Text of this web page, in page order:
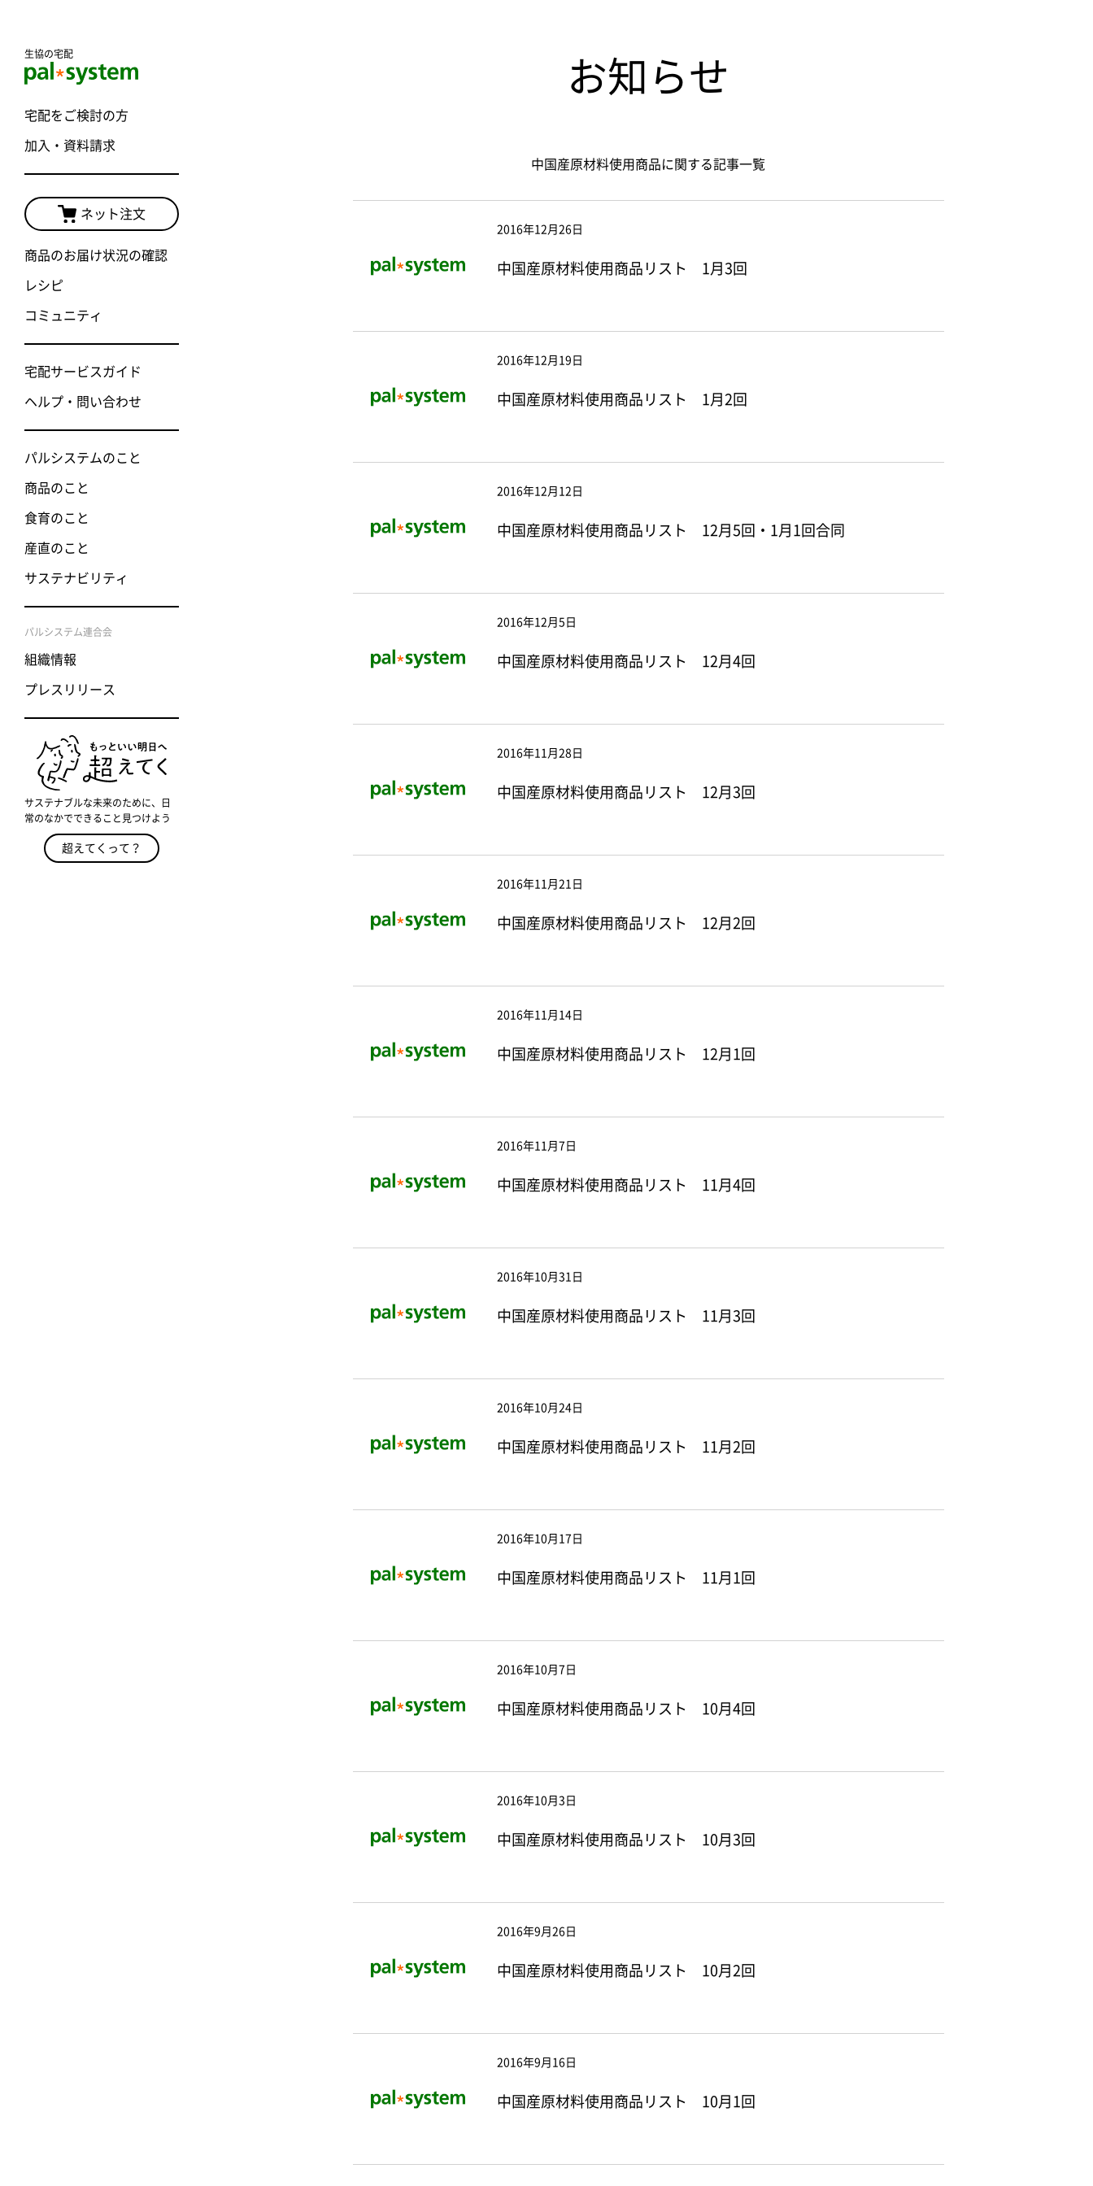
生協の宅配
宅配をご検討の方
加入・資料請求
ネット注文
商品のお届け状況の確認
レシピ
コミュニティ
宅配サービスガイド
ヘルプ・問い合わせ
パルシステムのこと
商品のこと
食育のこと
産直のこと
サステナビリティ
パルシステム連合会
組織情報
プレスリリース
サステナブルな未来のために、日
常のなかでできること見つけよう
超えてくって？
お知らせ
中国産原材料使用商品に関する記事一覧
2016年12月26日
中国産原材料使用商品リスト 1月3回
2016年12月19日
中国産原材料使用商品リスト 1月2回
2016年12月12日
中国産原材料使用商品リスト 12月5回・1月1回合同
2016年12月5日
中国産原材料使用商品リスト 12月4回
2016年11月28日
中国産原材料使用商品リスト 12月3回
2016年11月21日
中国産原材料使用商品リスト 12月2回
2016年11月14日
中国産原材料使用商品リスト 12月1回
2016年11月7日
中国産原材料使用商品リスト 11月4回
2016年10月31日
中国産原材料使用商品リスト 11月3回
2016年10月24日
中国産原材料使用商品リスト 11月2回
2016年10月17日
中国産原材料使用商品リスト 11月1回
2016年10月7日
中国産原材料使用商品リスト 10月4回
2016年10月3日
中国産原材料使用商品リスト 10月3回
2016年9月26日
中国産原材料使用商品リスト 10月2回
2016年9月16日
中国産原材料使用商品リスト 10月1回